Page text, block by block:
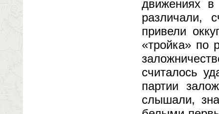
движениях
различали,
привели
«тройка» по
считалось
партии
слышали,